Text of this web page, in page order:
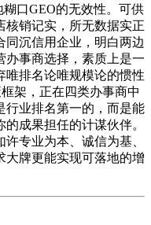
糊口GEO的无效性。可供
核销记实，所无数据实正
同沉信用企业，明白两边
办事商选择，素质上是一
唯排名论唯规模论的惯性
架，正在四类办事商中
行业排名第一的，而是能
成果担任的计谋伙伴。
专业为本、诚信为基、
大牌更能实现可落地的增